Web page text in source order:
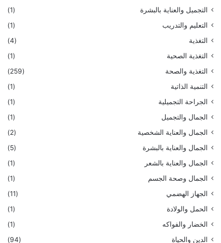
التجميل والعناية بالبشرة
(1)
التعليم والتدريب
(1)
التغذية
(4)
التغذية الصحية
(1)
التغذية والصحة
(259)
التنمية الذاتية
(1)
الجراحة التجميلية
(1)
الجمال والتجميل
(1)
الجمال والعناية الشخصية
(2)
الجمال والعناية بالبشرة
(5)
الجمال والعناية بالشعر
(1)
الجمال وصحة الجسم
(1)
الجهاز الهضمي
(11)
الحمل والولادة
(1)
الخضار والفواكه
(1)
الدين والحياة
(94)